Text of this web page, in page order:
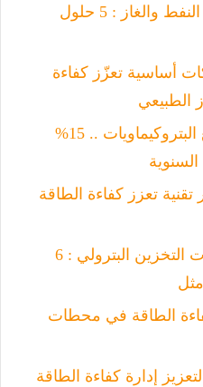
كفاءة الطاقة في حقول النفط والغاز : 5 حلول
أبرز 5 محركات أساسية تعزّز كفاءة
الطبيعي
كفاءة الطاقة في مصانع البتروكيماويات .. 15%
أبرز 8 محاور تقنية تعزز كفاءة الطاقة
كفاءة الطاقة في محطات التخزين البترولي : 6
كفاءة الطاقة في محطات
5 آليات لتعزيز إدارة كفاءة الطاقة